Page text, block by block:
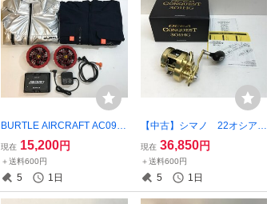
BURTLE AIRCRAFT AC09 2
4V バッテリー ファンユニッ
ト AC09-1 空調服セット
XL 【家電-773】
現在 15,200円
＋送料600円
5 1日
【中古】シマノ 22オシアコ
ンクエスト301HG 04457
【釣-569】
現在 36,850円
＋送料600円
5 1日